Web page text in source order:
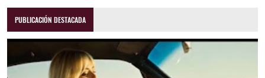
PUBLICACIÓN DESTACADA